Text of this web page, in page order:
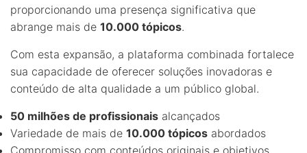
proporcionando uma presença significativa que
abrange mais de 10.000 tópicos.
Com esta expansão, a plataforma combinada fortalece
sua capacidade de oferecer soluções inovadoras e
conteúdo de alta qualidade a um público global.
50 milhões de profissionais alcançados
Variedade de mais de 10.000 tópicos abordados
Compromisso com conteúdos originais e objetivos